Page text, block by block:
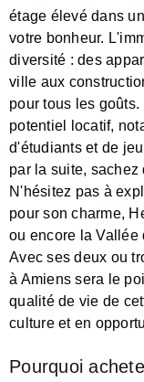
étage élevé dans
votre bonheur.
diversité : des
ville aux
pour tous les
potentiel locatif,
d'étudiants et de
par la suite, sachez
N'hésitez pas à
pour son charme,
ou encore la Vallée
Avec ses deux ou
à Amiens sera le
qualité de vie de
culture et en
Pourquoi